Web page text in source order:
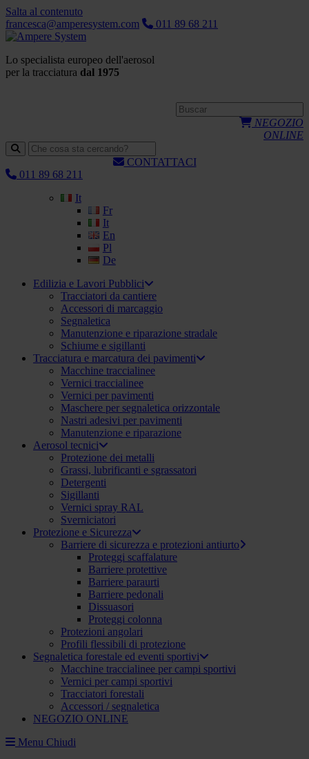
Salta al contenuto
francesca@amperesystem.com
011 89 68 211
Lo specialista europeo dell'aerosol
per la tracciatura dal 1975
NEGOZIO
ONLINE
CONTATTACI
011 89 68 211
It
Fr
It
En
Pl
De
Edilizia e Lavori Pubblici
Tracciatori da cantiere
Accessori di marcaggio
Segnaletica
Manutenzione e riparazione stradale
Schiume e sigillanti
Tracciatura e marcatura dei pavimenti
Macchine traccialinee
Vernici traccialinee
Vernici per pavimenti
Maschere per segnaletica orizzontale
Nastri adesivi per pavimenti
Manutenzione e riparazione
Aerosol tecnici
Protezione dei metalli
Grassi, lubrificanti e sgrassatori
Detergenti
Sigillanti
Vernici spray RAL
Sverniciatori
Protezione e Sicurezza
Barriere di sicurezza e protezioni antiurto
Proteggi scaffalature
Barriere protettive
Barriere paraurti
Barriere pedonali
Dissuasori
Proteggi colonna
Protezioni angolari
Profili flessibili di protezione
Segnaletica forestale ed eventi sportivi
Macchine traccialinee per campi sportivi
Vernici per campi sportivi
Tracciatori forestali
Accessori / segnaletica
NEGOZIO ONLINE
Menu Chiudi